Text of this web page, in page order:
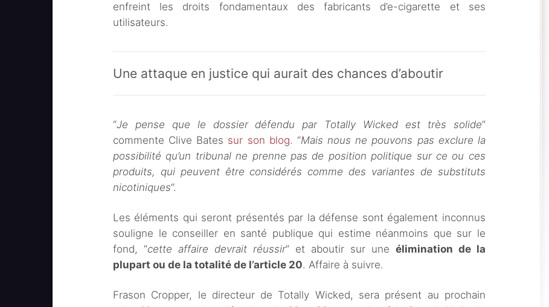
enfreint les droits fondamentaux des fabricants d’e-cigarette et ses
utilisateurs.
Une attaque en justice qui aurait des chances d’aboutir
“Je pense que le dossier défendu par Totally Wicked est très solide”
commente Clive Bates sur son blog. “Mais nous ne pouvons pas exclure la
possibilité qu’un tribunal ne prenne pas de position politique sur ce ou ces
produits, qui peuvent être considérés comme des variantes de substituts
nicotiniques“.
Les éléments qui seront présentés par la défense sont également inconnus
souligne le conseiller en santé publique qui estime néanmoins que sur le
fond, “cette affaire devrait réussir” et aboutir sur une élimination de la
plupart ou de la totalité de l’article 20. Affaire à suivre.
Frason Cropper, le directeur de Totally Wicked, sera présent au prochain